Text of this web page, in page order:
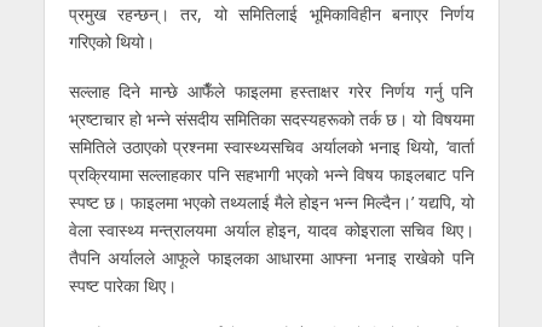
प्रमुख रहन्छन्। तर, यो समितिलाई भूमिकाविहीन बनाएर निर्णय
गरिएको थियो।
सल्लाह दिने मान्छे आफैँले फाइलमा हस्ताक्षर गरेर निर्णय गर्नु पनि
भ्रष्टाचार हो भन्ने संसदीय समितिका सदस्यहरूको तर्क छ। यो विषयमा
समितिले उठाएको प्रश्नमा स्वास्थ्यसचिव अर्यालको भनाइ थियो, ‘वार्ता
प्रक्रियामा सल्लाहकार पनि सहभागी भएको भन्ने विषय फाइलबाट पनि
स्पष्ट छ। फाइलमा भएको तथ्यलाई मैले होइन भन्न मिल्दैन।’ यद्यपि, यो
वेला स्वास्थ्य मन्त्रालयमा अर्याल होइन, यादव कोइराला सचिव थिए।
तैपनि अर्यालले आफूले फाइलका आधारमा आफ्ना भनाइ राखेको पनि
स्पष्ट पारेका थिए।